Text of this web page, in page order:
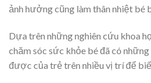
ảnh hưởng cũng làm thân nhiệt bé
Dựa trên những nghiên cứu khoa
chăm sóc sức khỏe bé đã có
được của trẻ trên nhiều vị trí để